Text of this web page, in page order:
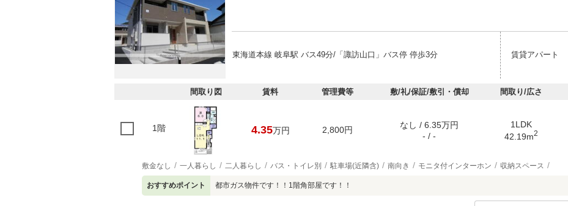
東海道本線 岐阜駅 バス49分/「諏訪山口」バス停 停歩3分 賃貸アパート
間取り図 賃料 管理費等 敷/礼/保証/敷引・償却 間取り/広さ
1階 4.35万円 2,800円
なし / 6.35万円
- / -
1LDK
42.19m2
敷金なし 一人暮らし 二人暮らし バス・トイレ別 駐車場(近隣含) 南向き モニタ付インターホン 収納スペース
おすすめポイント 都市ガス物件です！！1階角部屋です！！